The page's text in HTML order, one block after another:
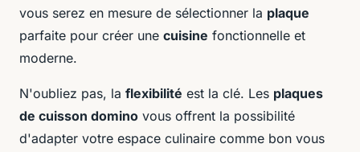
vous serez en mesure de sélectionner la plaque
parfaite pour créer une cuisine fonctionnelle et
moderne.
N'oubliez pas, la flexibilité est la clé. Les plaques
de cuisson domino vous offrent la possibilité
d'adapter votre espace culinaire comme bon vous